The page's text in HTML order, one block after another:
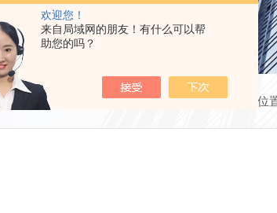
欢迎您！
来自局域网的朋友！有什么可以帮
助您的吗？
当前位